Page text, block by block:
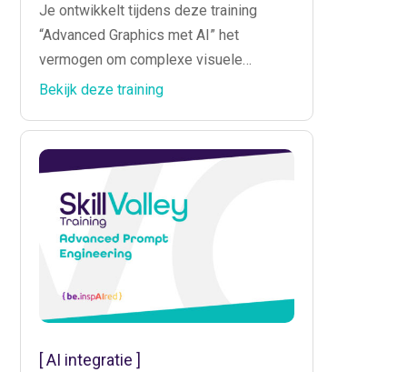
Je ontwikkelt tijdens deze training
“Advanced Graphics met AI” het
vermogen om complexe visuele
projecten te realiseren met behulp van
krachtige, node-gebaseerde interface
voor AI-gebaseerde beeldgeneratie.
Bekijk deze training
[ AI integratie ]